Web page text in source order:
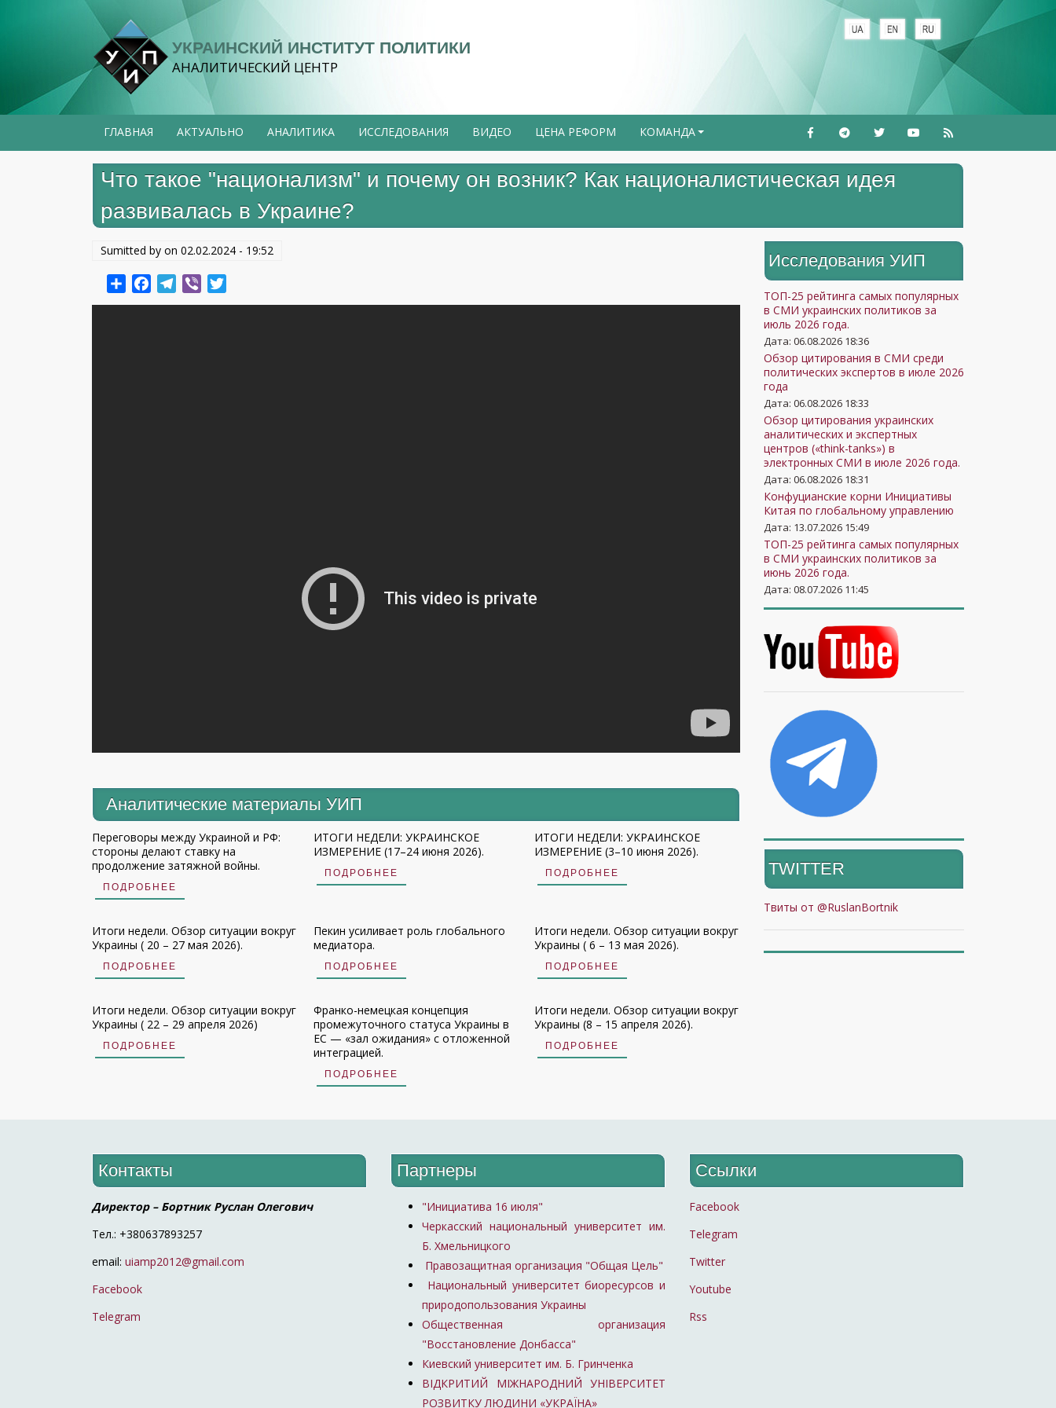
УКРАИНСКИЙ ИНСТИТУТ ПОЛИТИКИ
АНАЛИТИЧЕСКИЙ ЦЕНТР
ГЛАВНАЯ АКТУАЛЬНО АНАЛИТИКА ИССЛЕДОВАНИЯ ВИДЕО ЦЕНА РЕФОРМ +
КОМАНДА
Что такое "национализм" и почему он возник? Как националистическая идея
развивалась в Украине?
Sumitted by on 02.02.2024 - 19:52
ShareFacebookTelegram
Viber
Аналитические материалы УИП
Переговоры между Украиной и РФ:
стороны делают ставку на
продолжение затяжной войны.
ПОДРОБНЕЕ
ИТОГИ НЕДЕЛИ: УКРАИНСКОЕ
ИЗМЕРЕНИЕ (17–24 июня 2026).
ПОДРОБНЕЕ
ИТОГИ НЕДЕЛИ: УКРАИНСКОЕ
ИЗМЕРЕНИЕ (3–10 июня 2026).
ПОДРОБНЕЕ
Итоги недели. Обзор ситуации вокруг
Украины ( 20 – 27 мая 2026).
ПОДРОБНЕЕ
Пекин усиливает роль глобального
медиатора.
ПОДРОБНЕЕ
Итоги недели. Обзор ситуации вокруг
Украины ( 6 – 13 мая 2026).
ПОДРОБНЕЕ
Итоги недели. Обзор ситуации вокруг
Украины ( 22 – 29 апреля 2026)
ПОДРОБНЕЕ
Франко-немецкая концепция
промежуточного статуса Украины в
ЕС — «зал ожидания» с отложенной
интеграцией.
ПОДРОБНЕЕ
Итоги недели. Обзор ситуации вокруг
Украины (8 – 15 апреля 2026).
ПОДРОБНЕЕ
Исследования УИП
ТОП-25 рейтинга самых популярных
в СМИ украинских политиков за
июль 2026 года.
Дата: 06.08.2026 18:36
Обзор цитирования в СМИ среди
политических экспертов в июле 2026
года
Дата: 06.08.2026 18:33
Обзор цитирования украинских
аналитических и экспертных
центров («think-tanks») в
электронных СМИ в июле 2026 года.
Дата: 06.08.2026 18:31
Конфуцианские корни Инициативы
Китая по глобальному управлению
Дата: 13.07.2026 15:49
ТОП-25 рейтинга самых популярных
в СМИ украинских политиков за
июнь 2026 года.
Дата: 08.07.2026 11:45
TWITTER
Твиты от @RuslanBortnik
Контакты
Директор – Бортник Руслан Олегович
Тел.: +380637893257
email: uiamp2012@gmail.com
Facebook
Telegram
Партнеры
"Инициатива 16 июля"
Черкасский национальный университет им.
Б. Хмельницкого
Правозащитная организация "Общая Цель"
Национальный университет биоресурсов и
природопользования Украины
Общественная организация
"Восстановление Донбасса"
Киевский университет им. Б. Гринченка
ВІДКРИТИЙ МІЖНАРОДНИЙ УНІВЕРСИТЕТ
РОЗВИТКУ ЛЮДИНИ «УКРАЇНА»
Ссылки
Facebook
Telegram
Twitter
Youtube
Rss